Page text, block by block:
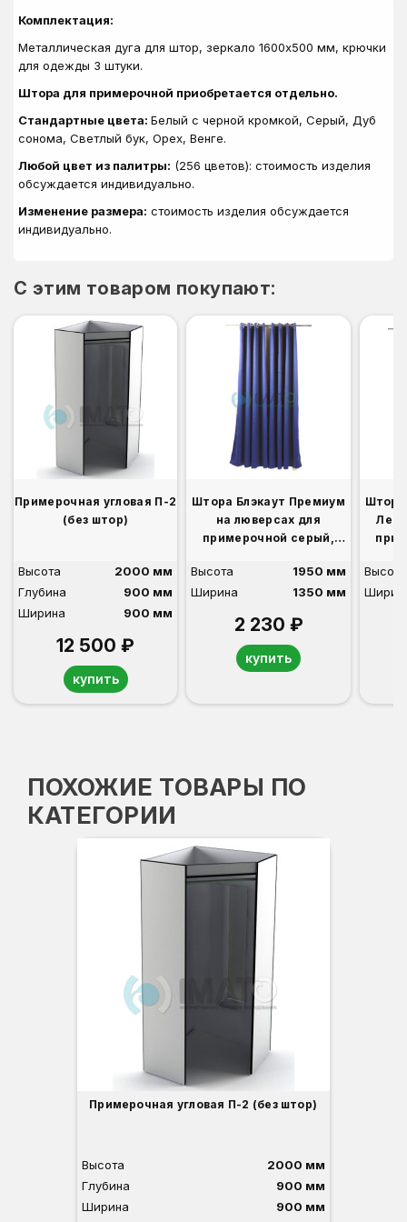
Комплектация:
Металлическая дуга для штор, зеркало 1600х500 мм, крючки
для одежды 3 штуки.
Штора для примерочной приобретается отдельно.
Стандартные цвета: Белый с черной кромкой, Серый, Дуб
сонома, Светлый бук, Орех, Венге.
Любой цвет из палитры: (256 цветов): стоимость изделия
обсуждается индивидуально.
Изменение размера: стоимость изделия обсуждается
индивидуально.
C этим товаром покупают:
Примерочная угловая П-2
(без штор)
Высота
2000 мм
Глубина
900 мм
Ширина
900 мм
12 500 ₽
купить
Штора Блэкаут Премиум
на люверсах для
примерочной серый,
розовый, фиолетовый
Высота
1950 мм
Ширина
1350 мм
2 230 ₽
купить
Штора
Лен
Высота
ПОХОЖИЕ ТОВАРЫ ПО
КАТЕГОРИИ
Примерочная угловая П-2 (без штор)
Высота
2000 мм
Глубина
900 мм
Ширина
900 мм